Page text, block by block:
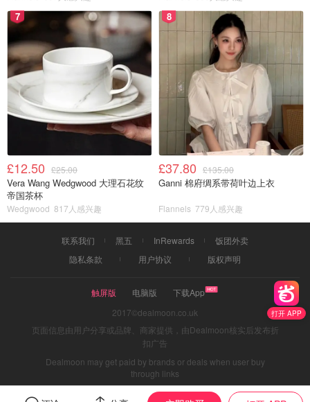
打开 APP
7
£12.50 £25.00
Vera Wang Wedgwood 大理石花纹
帝国茶杯
Wedgwood 817人感兴趣
8
£37.80 £135.00
Ganni 棉府绸系带荷叶边上衣
Flannels 779人感兴趣
联系我们 黑五 InRewards
饭团外卖
隐私条款
用户协议 版权声明
触屏版 电脑版
下载App
2017©dealmoon.co.uk
页面信息由用户分享或品牌、商家提供，由Dealmoon核实后发布折
扣广告
Dealmoon may get paid by brands or deals when user buy
through links